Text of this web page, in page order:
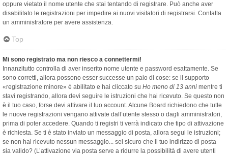
oppure vietato il nome utente che stai tentando di registrare. Può anche aver
disabilitato le registrazioni per impedire ai nuovi visitatori di registrarsi. Contatta
un amministratore per avere assistenza.
Top
Mi sono registrato ma non riesco a connettermi!
Innanzitutto controlla di aver inserito nome utente e password esattamente. Se
sono corretti, allora possono esser successe un paio di cose: se il supporto
«registrazione minore» è abilitato e hai cliccato su Ho meno di 13 anni mentre ti
stavi registrando, allora devi seguire le istruzioni che hai ricevuto. Se questo non
è il tuo caso, forse devi attivare il tuo account. Alcune Board richiedono che tutte
le nuove registrazioni vengano attivate dall’utente stesso o dagli amministratori,
prima di poter accedere. Quando ti registri ti verrà indicato che tipo di attivazione
è richiesta. Se ti è stato inviato un messaggio di posta, allora segui le istruzioni;
se non hai ricevuto nessun messaggio... sei sicuro che il tuo indirizzo di posta
sia valido? (L’attivazione via posta serve a ridurre la possibilità di avere utenti